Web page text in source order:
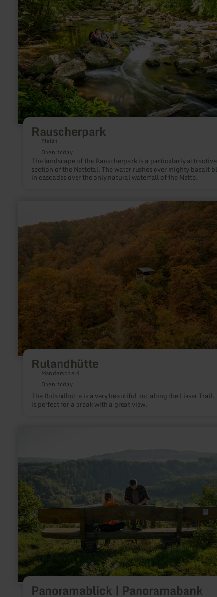
Rauscherpark
Plaidt
Open today
The landscape of the Rauscherpark is a particularly attractive
section of the Nettetal. The water rushes over mighty basalt
in cascades over the only natural waterfall of the Nette.
Rulandhütte
Manderscheid
Open today
The Rulandhütte is a very beautiful hut along the Lieser
is perfect for a break with a great view.
Rulandhütte
Panoramablick | Panoramabank
|
Panoramabank
Müsch